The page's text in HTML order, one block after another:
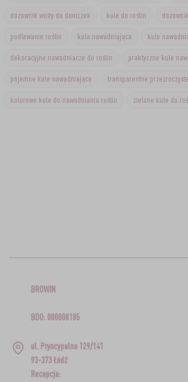
dozownik wody do doniczek kule do roślin
podlewanie roślin kula nawadniająca kule
dekoracyjne nawadniacze do roślin praktyczne kule
pojemne kule nawadniające transparentne
kolorowe kule do nawadniania roślin zielone kule do
BROWIN
BDO: 000008185
ul. Pryncypalna 129/141
93-373 Łódź
Recepcja: